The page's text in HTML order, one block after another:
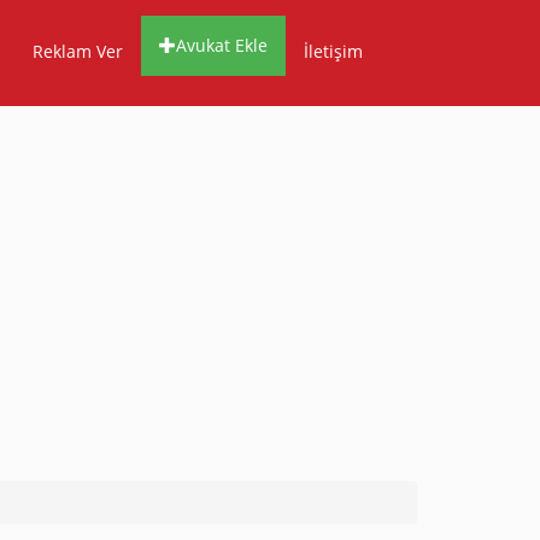
Reklam Ver Avukat Ekle İletişim